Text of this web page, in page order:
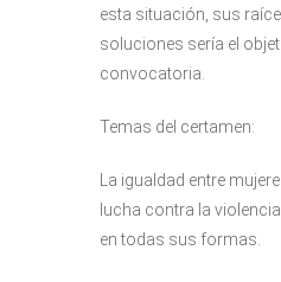
esta situación, sus
soluciones sería el
convocatoria.
Temas del certamen:
La igualdad entre
lucha contra la
en todas sus formas.